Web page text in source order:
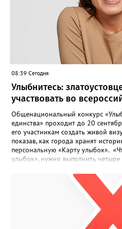
08:39 Сегодня
Улыбнитесь:
участвовать во
Общенациональный конкурс
единства» проходит до 20
его участникам создать живой
показав, как города хранят
персональную «Карту улыбок».
улыбок», нужно выполнить четыре
улыбок»; загрузить фотографию
одного человека, пары, семьи или
одном кадре; отметить один или
связанных с историей семьи или
добавить подписи к городам,
из них, указать контакты и